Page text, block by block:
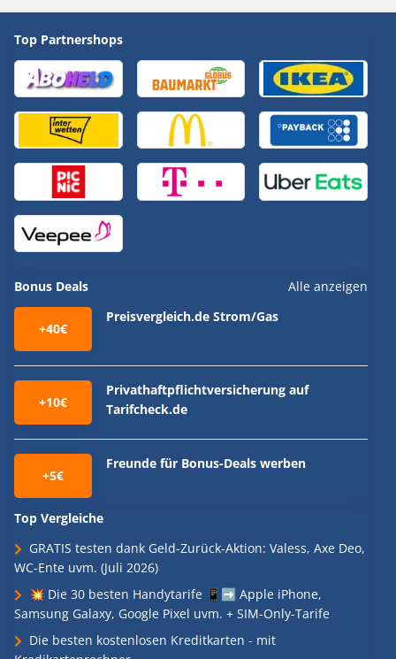
Top Partnershops
Bonus Deals Alle anzeigen
+40€
Preisvergleich.de Strom/Gas
+10€
Privathaftpflichtversicherung auf
Tarifcheck.de
+5€
Freunde für Bonus-Deals werben
Top Vergleiche
GRATIS testen dank Geld-Zurück-Aktion: Valess, Axe Deo,
WC-Ente uvm. (Juli 2026)
💥 Die 30 besten Handytarife 📱➡️ Apple iPhone,
Samsung Galaxy, Google Pixel uvm. + SIM-Only-Tarife
Die besten kostenlosen Kreditkarten - mit